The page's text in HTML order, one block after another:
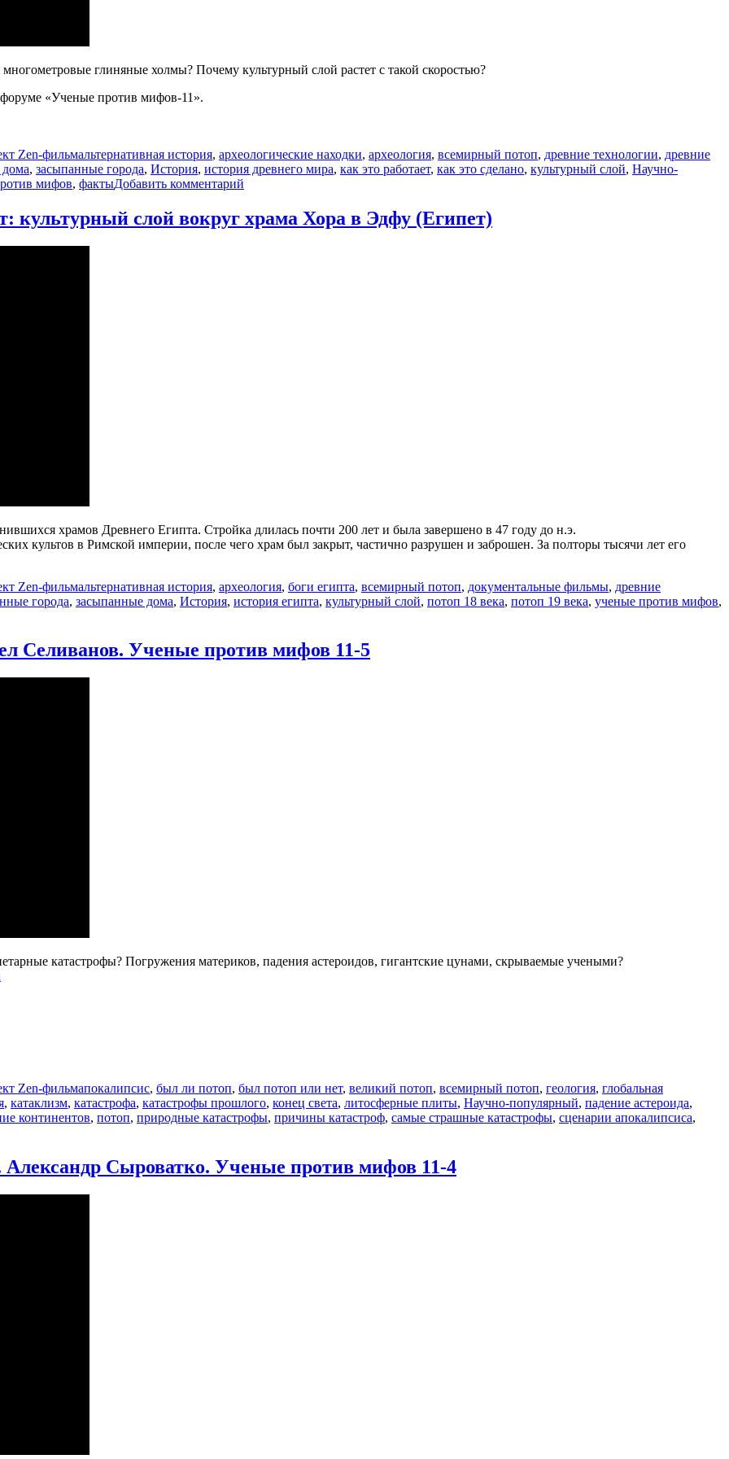
глиняные холмы? Почему культурный слой растет с такой скоростью?
«Ученые против мифов-11».
Zen-фильмМетки
альтернативная история, археологические находки, археология, всемирный потоп, древние технологии, древние
, засыпанные города, История, история древнего мира, как это работает, как это сделано, культурный слой, Научно-
мифов, фактыДобавить комментарий
15
культурный слой вокруг храма Хора в Эдфу (Египет)
храмов Древнего Египта. Стройка длилась почти 200 лет и была завершено в 47 году до н.э.
культов в Римской империи, после чего храм был закрыт, частично разрушен и заброшен. За полторы тысячи лет его
Zen-фильмМетки
альтернативная история, археология, боги египта, всемирный потоп, документальные фильмы, древние
города, засыпанные дома, История, история египта, культурный слой, потоп 18 века, потоп 19 века, ученые против мифов,
Селиванов. Ученые против мифов 11-5
катастрофы? Погружения материков, падения астероидов, гигантские цунами, скрываемые учеными?
Zen-фильмМетки
апокалипсис, был ли потоп, был потоп или нет, великий потоп, всемирный потоп, геология, глобальная
, катаклизм, катастрофа, катастрофы прошлого, конец света, литосферные плиты, Научно-популярный, падение астероида,
континентов, потоп, природные катастрофы, причины катастроф, самые страшные катастрофы, сценарии апокалипсиса,
Сыроватко. Ученые против мифов 11-4